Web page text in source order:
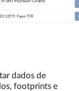
dados de
footprints e